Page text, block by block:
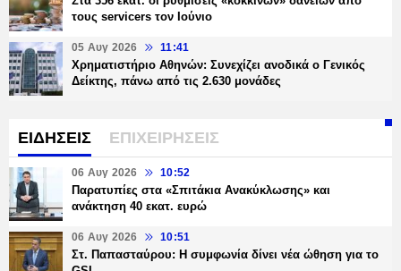
τους servicers τον Ιούνιο
05 Αυγ 2026 11:41
Χρηματιστήριο Αθηνών: Συνεχίζει ανοδικά ο Γενικός
Δείκτης, πάνω από τις 2.630 μονάδες
ΕΙΔΗΣΕΙΣ ΕΠΙΧΕΙΡΗΣΕΙΣ
06 Αυγ 2026 10:52
Παρατυπίες στα «Σπιτάκια Ανακύκλωσης» και
ανάκτηση 40 εκατ. ευρώ
06 Αυγ 2026 10:51
Στ. Παπασταύρου: Η συμφωνία δίνει νέα ώθηση για το